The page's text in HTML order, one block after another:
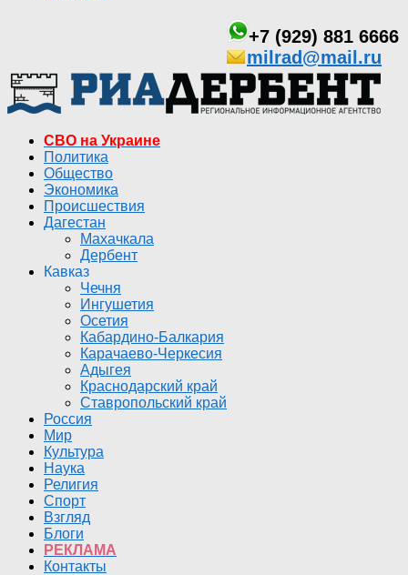
+7 (929) 881 6666
milrad@mail.ru
СВО на Украине
Политика
Общество
Экономика
Происшествия
Дагестан
Махачкала
Дербент
Кавказ
Чечня
Ингушетия
Осетия
Кабардино-Балкария
Карачаево-Черкесия
Адыгея
Краснодарский край
Ставропольский край
Россия
Мир
Культура
Наука
Религия
Спорт
Взгляд
Блоги
РЕКЛАМА
Контакты